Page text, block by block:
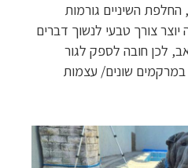
השיניים גורמות
יוצר צורך טבעי לנשוך דברים
לכן חובה לספק לגור
שונים/ עצמות